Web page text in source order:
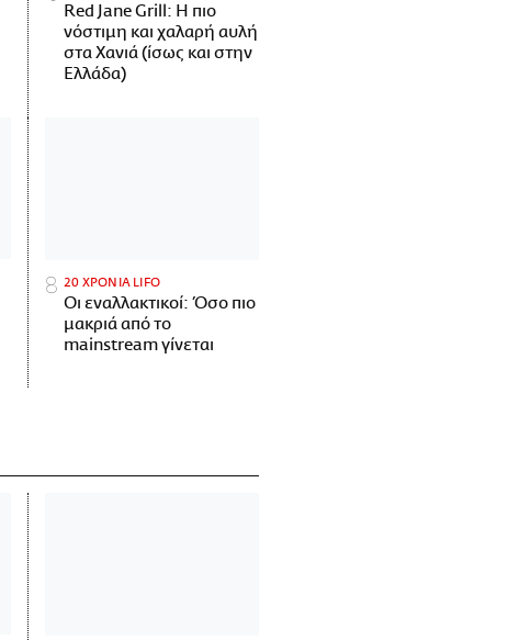
Red Jane Grill: Η πιο
νόστιμη και χαλαρή αυλή
στα Χανιά (ίσως και στην
Ελλάδα)
20 ΧΡΟΝΙΑ LIFO
Οι εναλλακτικοί: Όσο πιο
μακριά από το
mainstream γίνεται